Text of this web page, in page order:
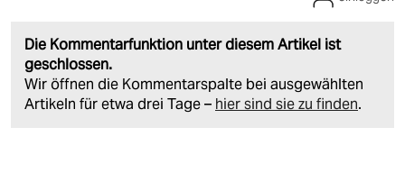
Die Kommentarfunktion unter diesem Artikel ist
geschlossen.
Wir öffnen die Kommentarspalte bei ausgewählten
Artikeln für etwa drei Tage – hier sind sie zu finden.